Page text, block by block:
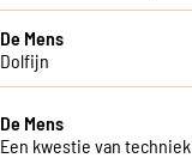
De Mens
Dolfijn
De Mens
Een kwestie van techniek